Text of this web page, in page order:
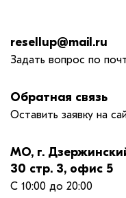
resellup@mail.ru
Задать вопрос по
Обратная связь
Оставить заявку на
МО, г.
30 стр. 3, офис 5
С 10:00 до 20:00